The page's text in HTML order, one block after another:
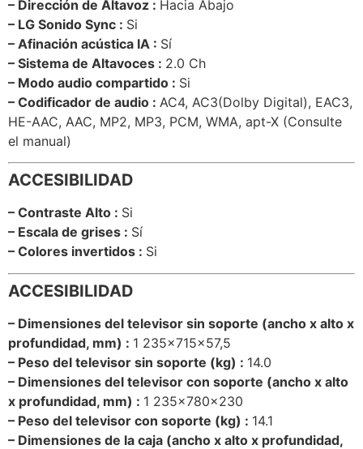
– Dirección de Altavoz : Hacia Abajo
– LG Sonido Sync : Si
– Afinación acústica IA : Sí
– Sistema de Altavoces : 2.0 Ch
– Modo audio compartido : Si
– Codificador de audio : AC4, AC3(Dolby Digital), EAC3,
HE-AAC, AAC, MP2, MP3, PCM, WMA, apt-X (Consulte
el manual)
ACCESIBILIDAD
– Contraste Alto : Si
– Escala de grises : Sí
– Colores invertidos : Si
ACCESIBILIDAD
– Dimensiones del televisor sin soporte (ancho x alto x
profundidad, mm) : 1 235x715x57,5
– Peso del televisor sin soporte (kg) : 14.0
– Dimensiones del televisor con soporte (ancho x alto
x profundidad, mm) : 1 235x780x230
– Peso del televisor con soporte (kg) : 14.1
– Dimensiones de la caja (ancho x alto x profundidad,